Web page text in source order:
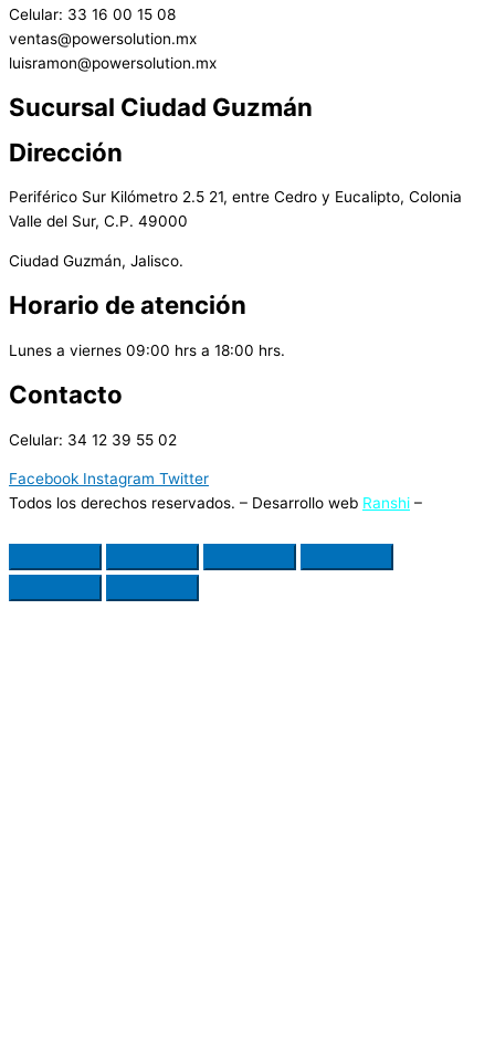
Celular: 33 16 00 15 08
ventas@powersolution.mx
luisramon@powersolution.mx
Sucursal Ciudad Guzmán
Dirección
Periférico Sur Kilómetro 2.5 21, entre Cedro y Eucalipto, Colonia
Valle del Sur, C.P. 49000
Ciudad Guzmán, Jalisco.
Horario de atención
Lunes a viernes 09:00 hrs a 18:00 hrs.
Contacto
Celular: 34 12 39 55 02
Facebook Instagram Twitter
Todos los derechos reservados. – Desarrollo web Ranshi –